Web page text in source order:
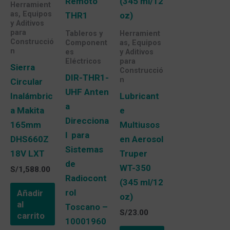
Herramient
as, Equipos
y Aditivos
para
Construcció
n
Sierra
Circular
Inalámbric
a Makita
165mm
DHS660Z
18V LXT
S/1,588.00
Añadir
al
carrito
Tableros y
Component
es
Eléctricos
DIR-THR1-
UHF Anten
a
Direcciona
l para
Sistemas
de
Radiocont
rol
Toscano –
10001960
Herramient
as, Equipos
y Aditivos
para
Construcció
n
Lubricant
e
Multiusos
en Aerosol
Truper
WT-350
(345 ml/12
oz)
S/23.00